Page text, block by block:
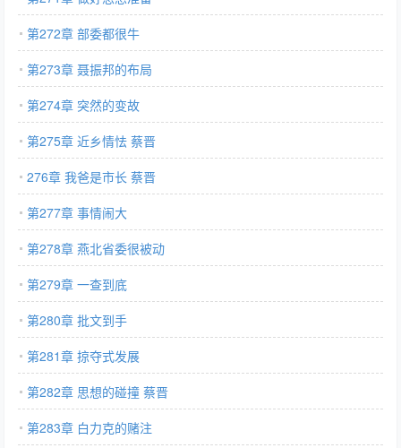
第272章 部委都很牛
第273章 聂振邦的布局
第274章 突然的变故
第275章 近乡情怯 蔡晋
276章 我爸是市长 蔡晋
第277章 事情闹大
第278章 燕北省委很被动
第279章 一查到底
第280章 批文到手
第281章 掠夺式发展
第282章 思想的碰撞 蔡晋
第283章 白力克的赌注